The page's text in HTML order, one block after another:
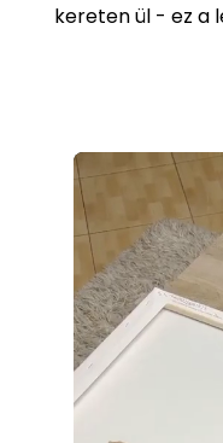
kereten ül - ez a